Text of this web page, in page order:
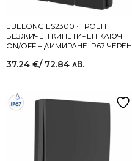
EBELONG ES2300 · ТРОЕН
БЕЗЖИЧЕН КИНЕТИЧЕН КЛЮЧ
ON/OFF + ДИМИРАНЕ IP67 ЧЕРЕН
37.24 €/ 72.84 лв.